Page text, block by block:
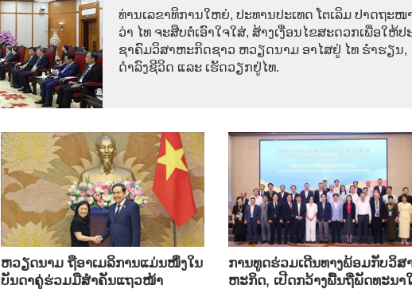
ທ່ານ​ເລ​ຂາ​ທິ​ການ​ໃຫຍ່, ປະ​ທານ​ປະ​ເທດ ໂຕ​ເລິມ ປາດ​ຖະ​ໜ
ວ່າ ໄທ​ ຈະ​ສືບ​ຕໍ່​ເອົາ​ໃຈ​ໃສ່, ສ້າງ​ເງື່ອນ​ໄຂ​ສະ​ດວກ​ເພື່ອ​ໃຫ້​ປ
ຊາ​ຄົມ​ວ​ິ​ສາ​ຫະ​ກິດ​ຊາວ ຫວຽດ​ນາມ ອາ​ໄສ​ຢູ່ ໄທ ຮ່ຳ​ຮຽນ,
ດຳ​ລົງ​ຊີ​ວິດ ແລະ ເຮັດ​ວຽກ​ຢູ່​ໄທ.
ຫ​ວຽດ​ນາມ ຖື​ອາ​ເມ​ລິ​ການ​ແມ່ນ​ໜຶ່ງ​ໃນ​
ບັນ​ດາ​ຄູ່​ຮ່ວມ​ມື​ສຳ​ຄັນ​ແຖວ​ໜ້າ
ການ​ທູດ​ຮ່ວມ​ເດີນ​ທາງ​ພ້ອມກັບ​ວິ​ສ
ຫະ​ກ​ິດ, ເປີດກວ້າງ​ພື້ນ​ຖີ່​ພັດ​ທະ​ນາ​